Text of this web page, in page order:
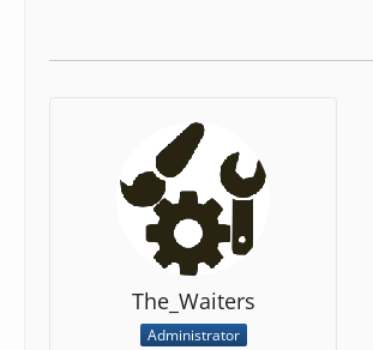
The_Waiters
Administrator